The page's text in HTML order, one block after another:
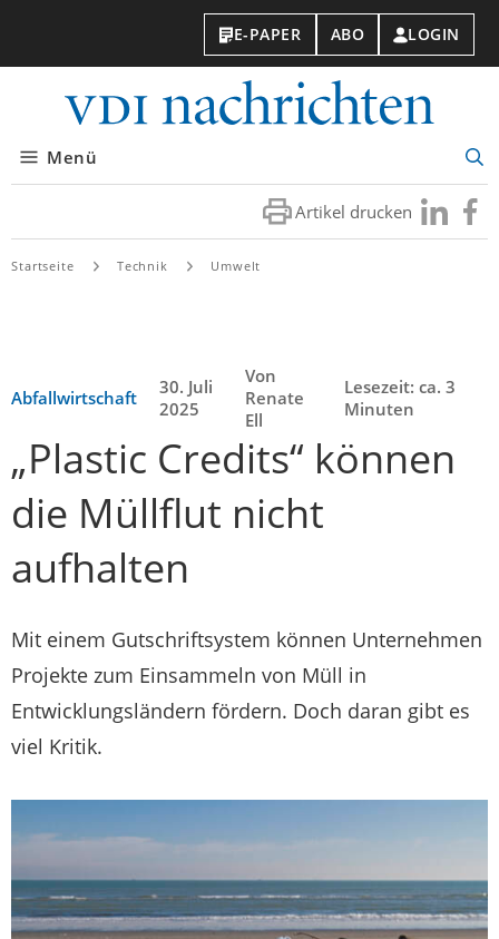
E-PAPER ABO LOGIN
Menü
Artikel drucken Besuchen
Sie
Sie
Startseite Technik Umwelt
Abfallwirtschaft
30. Juli
2025
Von
Renate
Ell
Lesezeit: ca. 3
Minuten
„Plastic Credits“ können
die Müllflut nicht
aufhalten
Mit einem Gutschriftsystem können Unternehmen
Projekte zum Einsammeln von Müll in
Entwicklungsländern fördern. Doch daran gibt es
viel Kritik.